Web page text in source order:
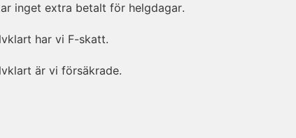
inget extra betalt för helgdagar.
har vi F-skatt.
är vi försäkrade.